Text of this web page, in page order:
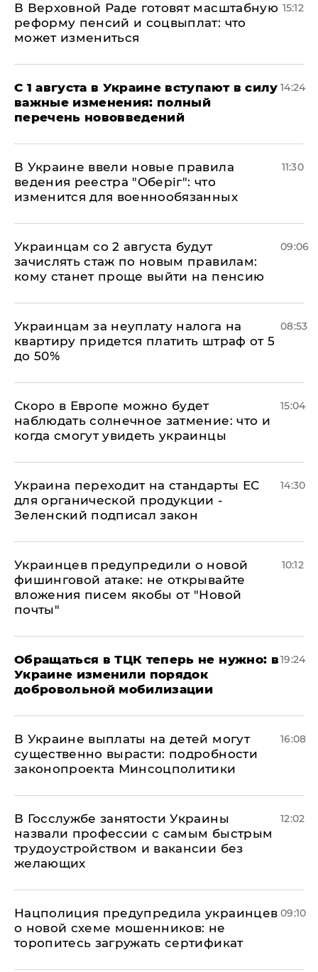
В Верховной Раде готовят масштабную
реформу пенсий и соцвыплат: что
может измениться
15:12
С 1 августа в Украине вступают в силу
важные изменения: полный
перечень нововведений
14:24
В Украине ввели новые правила
ведения реестра "Оберіг": что
изменится для военнообязанных
11:30
Украинцам со 2 августа будут
зачислять стаж по новым правилам:
кому станет проще выйти на пенсию
09:06
Украинцам за неуплату налога на
квартиру придется платить штраф от 5
до 50%
08:53
Скоро в Европе можно будет
наблюдать солнечное затмение: что и
когда смогут увидеть украинцы
15:04
Украина переходит на стандарты ЕС
для органической продукции -
Зеленский подписал закон
14:30
Украинцев предупредили о новой
фишинговой атаке: не открывайте
вложения писем якобы от "Новой
почты"
10:12
Обращаться в ТЦК теперь не нужно: в
Украине изменили порядок
добровольной мобилизации
19:24
В Украине выплаты на детей могут
существенно вырасти: подробности
законопроекта Минсоцполитики
16:08
В Госслужбе занятости Украины
назвали профессии с самым быстрым
трудоустройством и вакансии без
желающих
12:02
Нацполиция предупредила украинцев
о новой схеме мошенников: не
торопитесь загружать сертификат
09:10